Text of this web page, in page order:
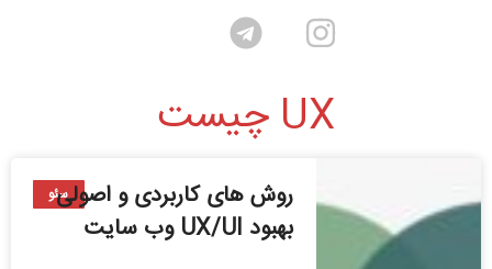
UX چیست
سئو
روش های کاربردی و اصولی
بهبود UX/UI وب سایت